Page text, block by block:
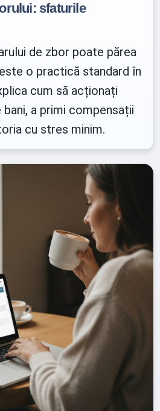
sfaturile
de zbor poate părea
o practică standard în
cum să acționați
a primi compensații
cu stres minim.